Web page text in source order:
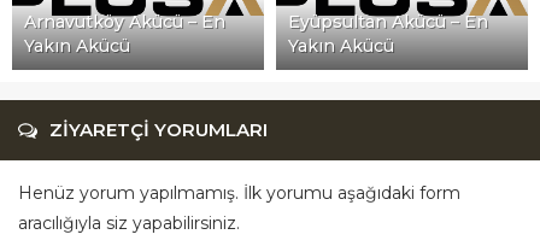
Arnavutköy Akücü – En
Yakın Akücü
Eyüpsultan Akücü – En
Yakın Akücü
ZİYARETÇİ YORUMLARI
Henüz yorum yapılmamış. İlk yorumu aşağıdaki form
aracılığıyla siz yapabilirsiniz.